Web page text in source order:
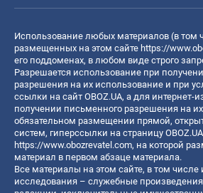
Использование любых материалов (в том
размещенных на этом сайте https://
его поддоменах, в любом виде строго
Разрешается использование при
разрешения на их использование и при
ссылки на сайт OBOZ.UA, а для интернет-
получении письменного разрешения на
обязательном размещении прямой,
систем, гиперссылки на страницу
https://www.obozrevatel.com, на которой
материал в первом абзаце материала.
Все материалы на этом сайте, в том числе
исследования – служебные